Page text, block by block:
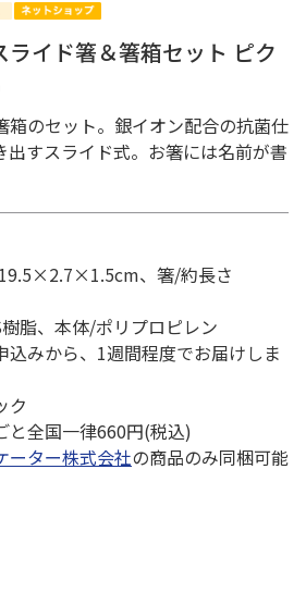
イド箸＆箸箱セット ピク
箱のセット。銀イオン配合の抗菌仕
出すスライド式。お箸には名前が書
、箸/約長さ
脂、本体/ポリプロピレン
みから、1週間程度でお届けしま
ク
全国一律660円(税込)
ーター株式会社の商品のみ同梱可能